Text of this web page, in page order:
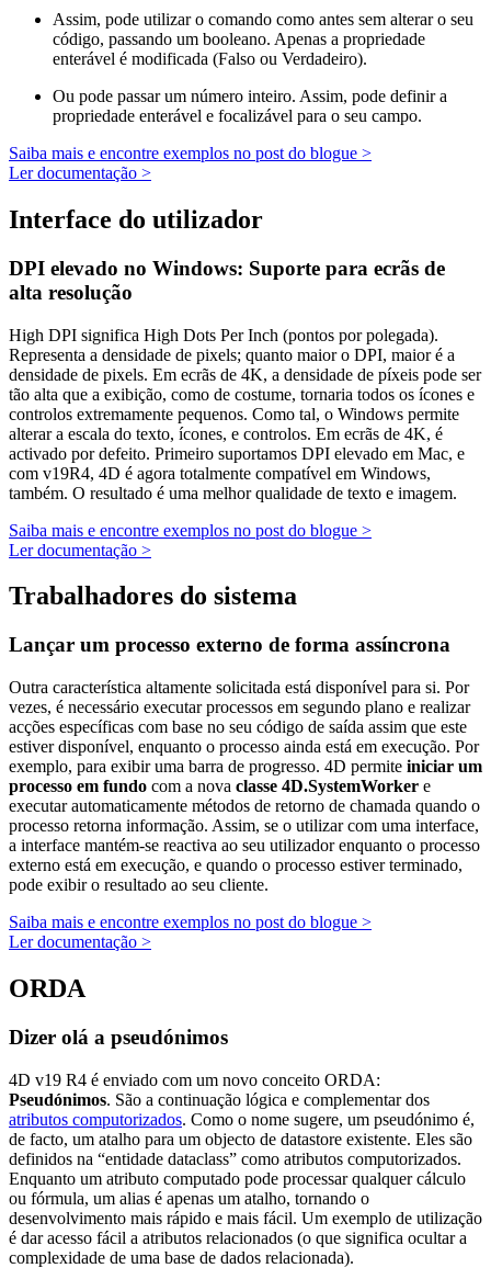
Assim, pode utilizar o comando como antes sem alterar o seu
código, passando um booleano. Apenas a propriedade
enterável é modificada (Falso ou Verdadeiro).
Ou pode passar um número inteiro. Assim, pode definir a
propriedade enterável e focalizável para o seu campo.
Saiba mais e encontre exemplos no post do blogue >
Ler documentação >
Interface do utilizador
DPI elevado no Windows: Suporte para ecrãs de
alta resolução
High DPI significa High Dots Per Inch (pontos por polegada).
Representa a densidade de pixels; quanto maior o DPI, maior é a
densidade de pixels. Em ecrãs de 4K, a densidade de píxeis pode ser
tão alta que a exibição, como de costume, tornaria todos os ícones e
controlos extremamente pequenos. Como tal, o Windows permite
alterar a escala do texto, ícones, e controlos. Em ecrãs de 4K, é
activado por defeito. Primeiro suportamos DPI elevado em Mac, e
com v19R4, 4D é agora totalmente compatível em Windows,
também. O resultado é uma melhor qualidade de texto e imagem.
Saiba mais e encontre exemplos no post do blogue >
Ler documentação >
Trabalhadores do sistema
Lançar um processo externo de forma assíncrona
Outra característica altamente solicitada está disponível para si. Por
vezes, é necessário executar processos em segundo plano e realizar
acções específicas com base no seu código de saída assim que este
estiver disponível, enquanto o processo ainda está em execução. Por
exemplo, para exibir uma barra de progresso. 4D permite iniciar um
processo em fundo com a nova classe 4D.SystemWorker e
executar automaticamente métodos de retorno de chamada quando o
processo retorna informação. Assim, se o utilizar com uma interface,
a interface mantém-se reactiva ao seu utilizador enquanto o processo
externo está em execução, e quando o processo estiver terminado,
pode exibir o resultado ao seu cliente.
Saiba mais e encontre exemplos no post do blogue >
Ler documentação >
ORDA
Dizer olá a pseudónimos
4D v19 R4 é enviado com um novo conceito ORDA:
Pseudónimos. São a continuação lógica e complementar dos
atributos computorizados. Como o nome sugere, um pseudónimo é,
de facto, um atalho para um objecto de datastore existente. Eles são
definidos na “entidade dataclass” como atributos computorizados.
Enquanto um atributo computado pode processar qualquer cálculo
ou fórmula, um alias é apenas um atalho, tornando o
desenvolvimento mais rápido e mais fácil. Um exemplo de utilização
é dar acesso fácil a atributos relacionados (o que significa ocultar a
complexidade de uma base de dados relacionada).